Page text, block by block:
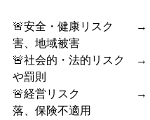
🚨安全・健康リスク　　→
害、地域被害
🚨社会的・法的リスク　→
や罰則
🚨経営リスク　　　　　→
落、保険不適用